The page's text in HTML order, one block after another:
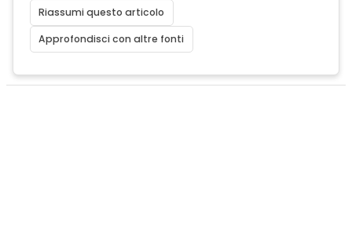
Riassumi questo articolo
Approfondisci con altre fonti